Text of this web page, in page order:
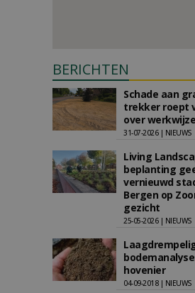
BERICHTEN
Schade aan
trekker roept
over
31-07-2026 | NIEUWS
Living
beplanting
vernieuwd
Bergen op
gezicht
25-05-2026 | NIEUWS
hovenier
04-09-2018 | NIEUWS